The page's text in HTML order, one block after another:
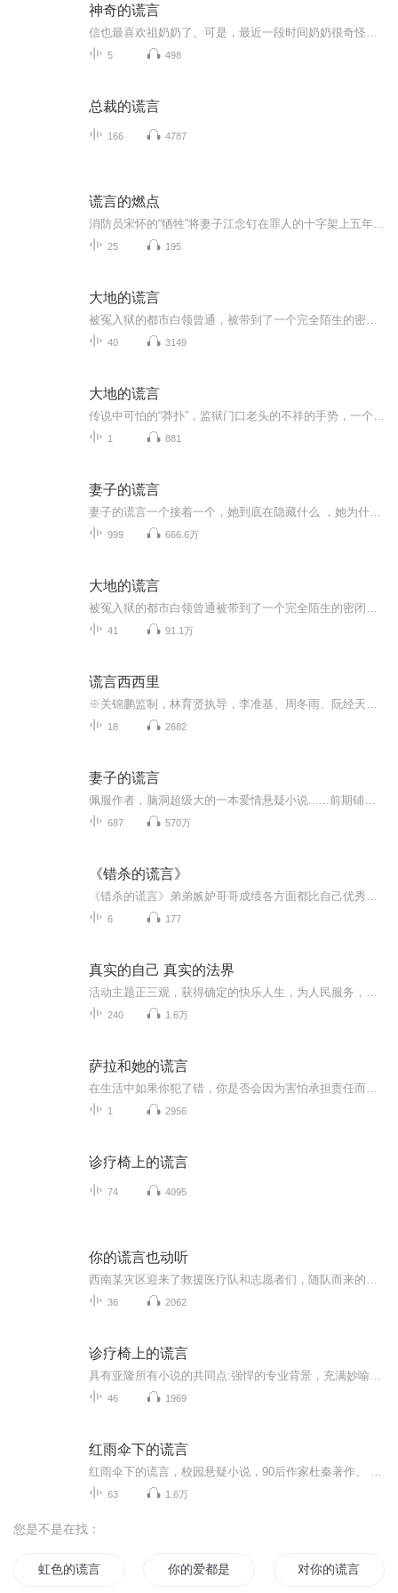
神奇的谎言
5 498
总裁的谎言
166 4787
谎言的燃点
25 195
大地的谎言
40 3149
大地的谎言
1 881
妻子的谎言
999 666.6万
大地的谎言
41 91.1万
谎言西西里
18 2682
妻子的谎言
687 570万
《错杀的谎言》
6 177
真实的自己 真实的法界
240 1.6万
萨拉和她的谎言
1 2956
诊疗椅上的谎言
74 4095
你的谎言也动听
36 2062
诊疗椅上的谎言
46 1969
红雨伞下的谎言
63 1.6万
您是不是在找：
虹色的谎言 你的爱都是谎言 对你的谎言